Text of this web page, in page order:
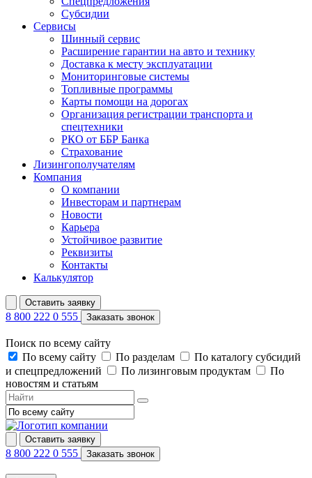
Субсидии
Сервисы
Шинный сервис
Расширение гарантии на авто и технику
Доставка к месту эксплуатации
Мониторинговые системы
Топливные программы
Карты помощи на дорогах
Организация регистрации транспорта и
спецтехники
РКО от ББР Банка
Страхование
Лизингополучателям
Компания
О компании
Инвесторам и партнерам
Новости
Карьера
Устойчивое развитие
Реквизиты
Контакты
Калькулятор
Оставить заявку
8 800 222 0 555 Заказать звонок
Поиск по всему сайту
По всему сайту
По разделам
По каталогу субсидий
и спецпредложений
По лизинговым продуктам
По
новостям и статьям
Оставить заявку
8 800 222 0 555 Заказать звонок